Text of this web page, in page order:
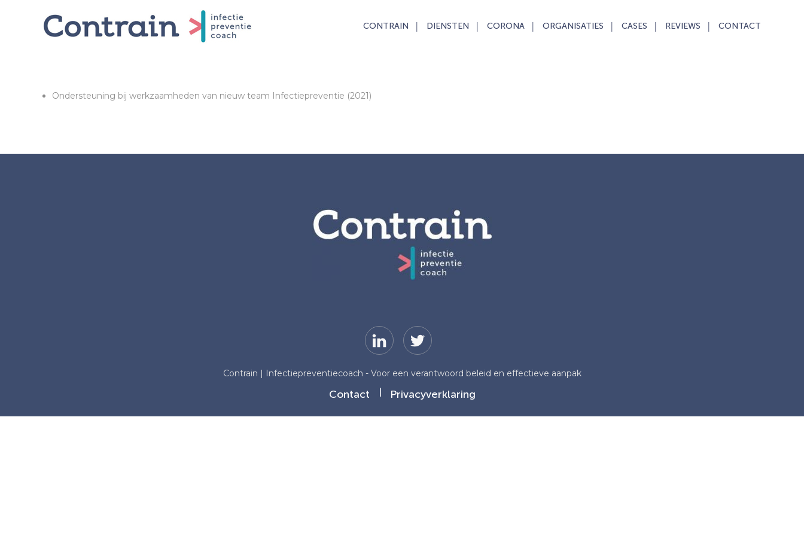
CONTRAIN DIENSTEN CORONA ORGANISATIES CASES REVIEWS CONTACT
Ondersteuning bij werkzaamheden van nieuw team Infectiepreventie (2021)
Contrain | Infectiepreventiecoach - Voor een verantwoord beleid en effectieve aanpak
Contact Privacyverklaring